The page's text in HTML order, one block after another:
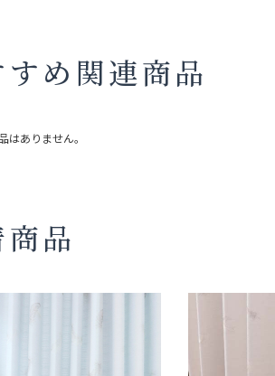
すめ関連商品
はありません。
品